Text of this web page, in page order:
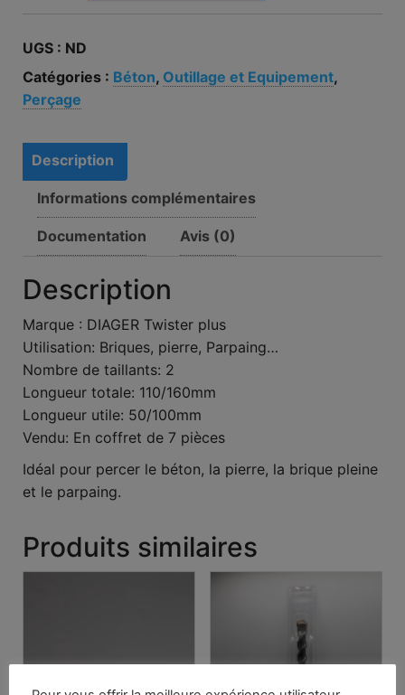
UGS : ND
Catégories : Béton, Outillage et Equipement,
Perçage
Description
Informations complémentaires
Documentation Avis (0)
Description
Marque : DIAGER Twister plus
Utilisation: Briques, pierre, Parpaing…
Nombre de taillants: 2
Longueur totale: 110/160mm
Longueur utile: 50/100mm
Vendu: En coffret de 7 pièces
Idéal pour percer le béton, la pierre, la brique pleine
et le parpaing.
Produits similaires